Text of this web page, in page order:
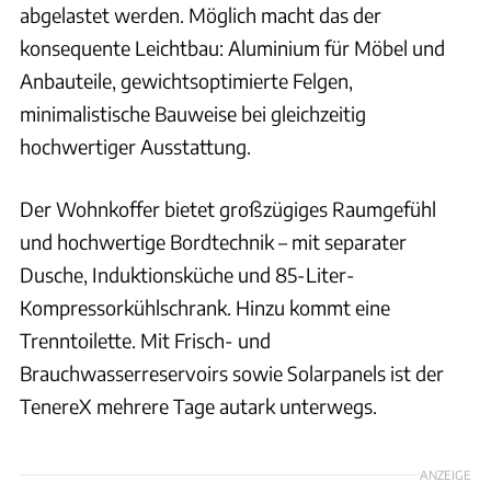
abgelastet werden. Möglich macht das der
konsequente Leichtbau: Aluminium für Möbel und
Anbauteile, gewichtsoptimierte Felgen,
minimalistische Bauweise bei gleichzeitig
hochwertiger Ausstattung.
Der Wohnkoffer bietet großzügiges Raumgefühl
und hochwertige Bordtechnik – mit separater
Dusche, Induktionsküche und 85-Liter-
Kompressorkühlschrank. Hinzu kommt eine
Trenntoilette. Mit Frisch- und
Brauchwasserreservoirs sowie Solarpanels ist der
TenereX mehrere Tage autark unterwegs.
ANZEIGE